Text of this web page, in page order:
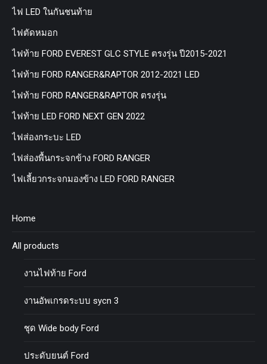
ไฟ LED ในกันชนท้าย
ไฟตัดหมอก
ไฟท้าย FORD EVEREST GLC STYLE ตรงรุ่น ปี2015-2021
ไฟท้าย FORD RANGER&RAPTOR 2012-2021 LED
ไฟท้าย FORD RANGER&RAPTOR ตรงรุ่น
ไฟท้าย LED FORD NEXT GEN 2022
ไฟส่องกระบะ LED
ไฟส่องพื้นกระจกข้าง FORD RANGER
ไฟเลี้ยวกระจกมองข้าง LED FORD RANGER
Home
All products
งานไฟท้าย Ford
งานอัพเกรดระบบ sycn 3
ชุด Wide body Ford
ประดับยนต์ Ford